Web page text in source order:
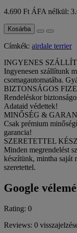
4.690 FtÁFA nélkül:
Kosárba
Címkék: airdale terrier
INGYENES
Ingyenesen szállítunk
csomagautomatába.
BIZTONSÁGOS
Rendeléskor
Adataid védettek!
MINŐSÉG &
Csak prémium
garancia!
SZERETETTEL
Minden megrendelést
készítünk, mintha saját
szeretettel.
Google
Rating: 0
Reviews: 0